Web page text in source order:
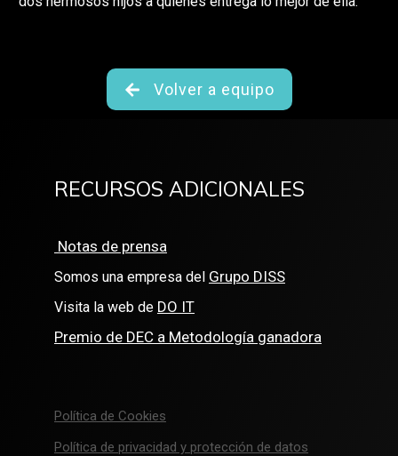
Volver a equipo
RECURSOS ADICIONALES
Notas de prensa
Somos una empresa del Grupo DISS
Visita la web de DO IT
Premio de DEC a Metodología ganadora
Política de Cookies
Política de privacidad y protección de datos